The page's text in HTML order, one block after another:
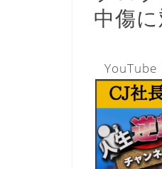
中傷
YouTube